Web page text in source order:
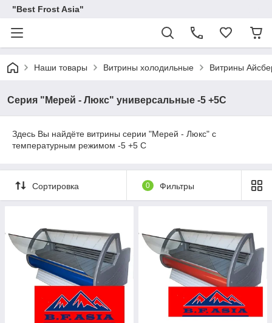
"Best Frost Asia"
Наши товары Витрины холодильные Витрины
Серия "Мерей - Люкс" универсальные -5 +5С
Здесь Вы найдёте витрины серии "Мерей - Люкс" с
температурным режимом -5 +5 С
Сортировка 0 Фильтры